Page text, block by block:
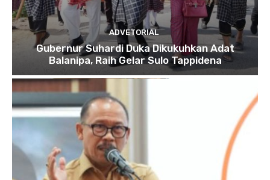
ADVETORIAL
Gubernur Suhardi Duka Dikukuhkan Adat
Balanipa, Raih Gelar Sulo Tappidena